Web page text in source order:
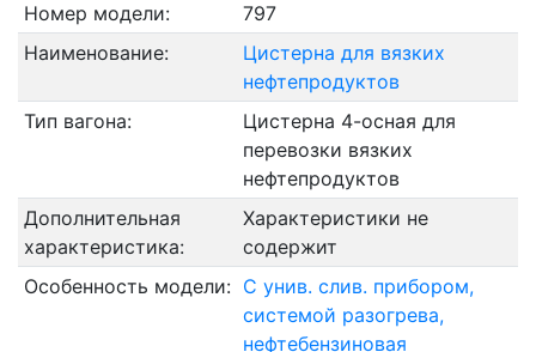
Номер модели:
797
Наименование:
Цистерна для вязких
нефтепродуктов
Тип вагона:
Цистерна 4-осная для
перевозки вязких
нефтепродуктов
Дополнительная
характеристика:
Характеристики не
содержит
Особенность модели: С унив. слив. прибором,
системой разогрева,
нефтебензиновая